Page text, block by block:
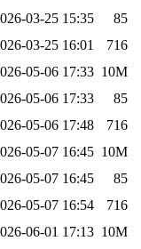
03-25 15:35
85
03-25 16:01
716
05-06 17:33 10M
05-06 17:33
85
05-06 17:48
716
05-07 16:45 10M
05-07 16:45
85
05-07 16:54
716
06-01 17:13 10M